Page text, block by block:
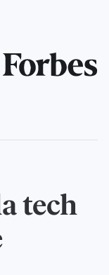
tech